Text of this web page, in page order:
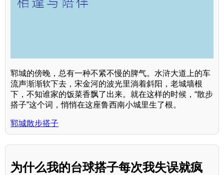
郓城的傍晚，总有一种不紧不慢的脾气。水浒大道上的车
流声渐渐软下去，宋金河的波光里淌着斜阳，老城墙根
下，不知谁家的饭菜香飘了出来。就在这样的时候，“散步
搭子”这个词，悄悄在这座鲁西南小城里生了根。
郓城散步搭子
为什么我的台球搭子每次我失误就疯